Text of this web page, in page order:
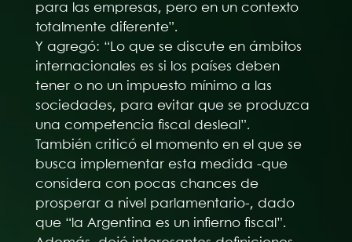
para las empresas, pero en un contexto
totalmente diferente”.
Y agregó: “Lo que se discute en ámbitos
internacionales es si los países deben
tener o no un impuesto mínimo a las
sociedades, para evitar que se produzca
una competencia fiscal desleal”.
También criticó el momento en el que se
busca implementar esta medida -que
considera con pocas chances de
prosperar a nivel parlamentario-, dado
que “la Argentina es un infierno fiscal”.